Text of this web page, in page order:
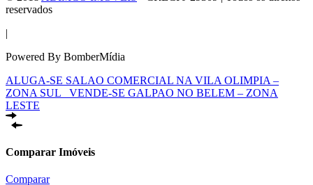
reservados
|
Powered By BomberMídia
ALUGA-SE SALAO COMERCIAL NA VILA OLIMPIA –
ZONA SUL
VENDE-SE GALPAO NO BELEM – ZONA
LESTE
Comparar Imóveis
Comparar